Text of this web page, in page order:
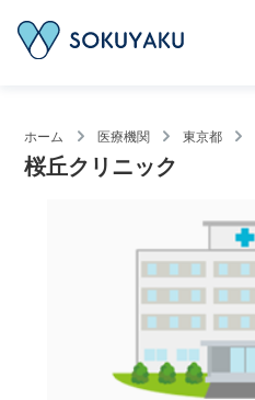
ホーム 医療機関 東京都
桜丘クリニック